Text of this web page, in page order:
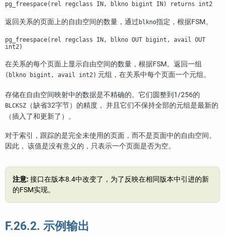
pg_freespace(rel regclass IN, blkno bigint IN) returns int2
返回关系的页面上的自由空间的数量，通过 blkno指定，根据FSM。
pg_freespace(rel regclass IN, blkno OUT bigint, avail OUT
int2)
在关系的每个页面上显示自由空间的数量，根据FSM。返回一组
(blkno bigint, avail int2) 元组，在关系中每个页面一个元组。
存储在自由空间映射中的数据是不精确的。它们圆整到1/256的
BLCKSZ
（缺省32字节）的精度， 并且它们不保持全部的元组是最新的
（插入了和更新了）。
对于索引，跟踪的是完全未使用的页面，而不是页面中的自由空间。
因此， 该值是没有意义的，只表示一个页面是否为空。
注意: 接口在版本8.4中改变了，为了反映在相同版本中引进的新
的FSM实现。
F.26.2. 示例输出